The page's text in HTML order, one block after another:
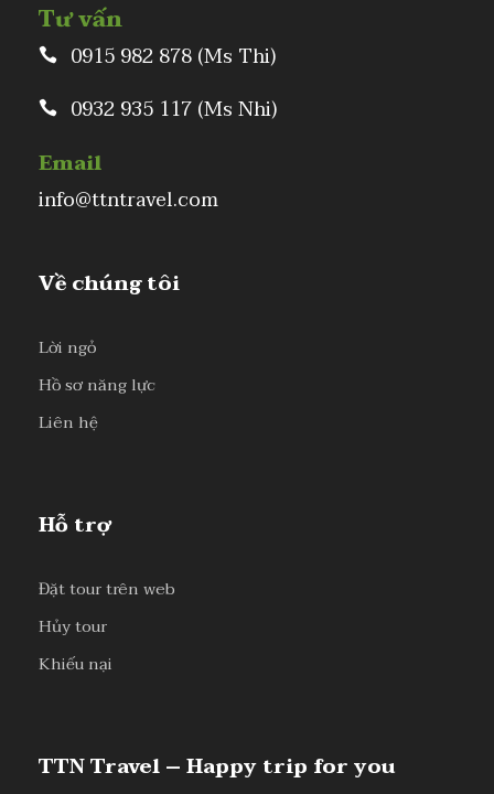
Tư vấn
0915 982 878 (Ms Thi)
0932 935 117 (Ms Nhi)
Email
info@ttntravel.com
Về chúng tôi
Lời ngỏ
Hồ sơ năng lực
Liên hệ
Hỗ trợ
Đặt tour trên web
Hủy tour
Khiếu nại
TTN Travel – Happy trip for you